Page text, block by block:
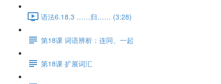
语法6.18.3 ……归…… (3:28)
第18课 词语辨析：连同、一起
第18课 扩展词汇